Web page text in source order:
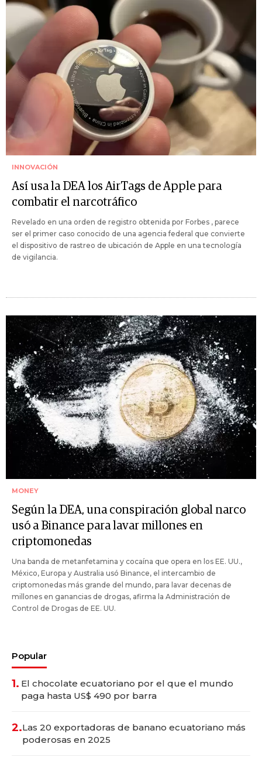
INNOVACIÓN
Así usa la DEA los AirTags de Apple para
combatir el narcotráfico
Revelado en una orden de registro obtenida por Forbes , parece
ser el primer caso conocido de una agencia federal que convierte
el dispositivo de rastreo de ubicación de Apple en una tecnología
de vigilancia.
MONEY
Según la DEA, una conspiración global narco
usó a Binance para lavar millones en
criptomonedas
Una banda de metanfetamina y cocaína que opera en los EE. UU.,
México, Europa y Australia usó Binance, el intercambio de
criptomonedas más grande del mundo, para lavar decenas de
millones en ganancias de drogas, afirma la Administración de
Control de Drogas de EE. UU.
Popular
1. El chocolate ecuatoriano por el que el mundo
paga hasta US$ 490 por barra
2.Las 20 exportadoras de banano ecuatoriano más
poderosas en 2025